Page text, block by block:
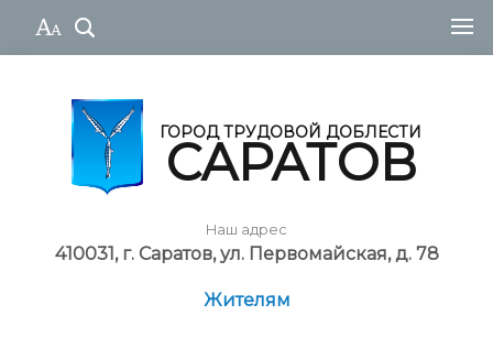
ГОРОД ТРУДОВОЙ ДОБЛЕСТИ
САРАТОВ
Наш адрес
410031, г. Саратов, ул. Первомайская, д. 78
Жителям